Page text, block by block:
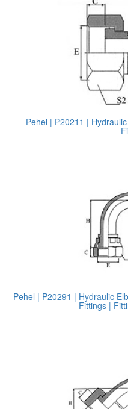
Pehel | P20211 |
Pehel | P20291 | Hydraulic
Fittings |